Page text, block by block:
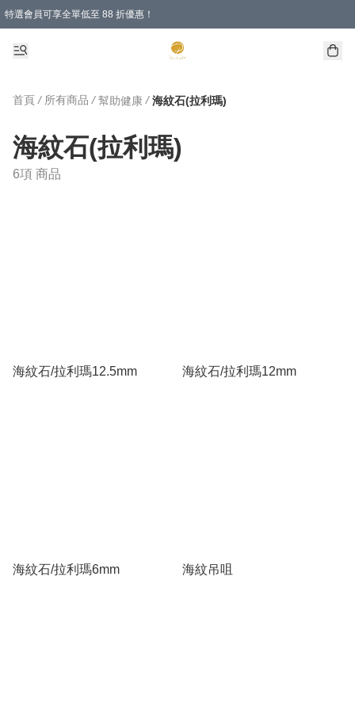
特選會員可享全單低至 88 折優惠！
首頁 / 所有商品 / 幫助健康 / 海紋石(拉利瑪)
海紋石(拉利瑪)
6項 商品
海紋石/拉利瑪12.5mm 海紋石/拉利瑪12mm
海紋石/拉利瑪6mm 海紋吊咀